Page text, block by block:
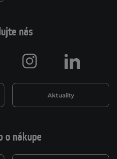
o nákupe
nás
Aktuality
Instagram LinkedIn